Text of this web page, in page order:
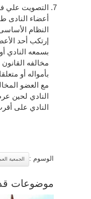
التصويت
النظام
إرتكب أحد
بسمعه النادي
مخالفه القانون
بأمواله أو
مع العضو
النادي لحين
النادي على
الوسوم : الجمعية
موضوعات